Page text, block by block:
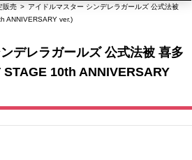
グッズ
イブ！
イヴ
売 > アイドルマスター シンデレラガールズ 公式法被
ANNIVERSARY ver.)
デレラガールズ 公式法被 喜多
STAGE 10th ANNIVERSARY